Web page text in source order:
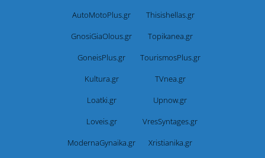
AutoMotoPlus.gr
Thisishellas.gr
GnosiGiaOlous.gr
Topikanea.gr
GoneisPlus.gr
TourismosPlus.gr
Kultura.gr
TVnea.gr
Loatki.gr
Upnow.gr
Loveis.gr
VresSyntages.gr
ModernaGynaika.gr
Xristianika.gr